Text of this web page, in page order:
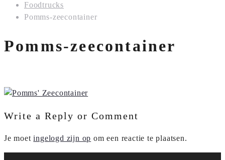
Foodtrucks
Pomms-zeecontainer
Pomms-zeecontainer
Write a Reply or Comment
Je moetingelogd zijn op om een reactie te plaatsen.